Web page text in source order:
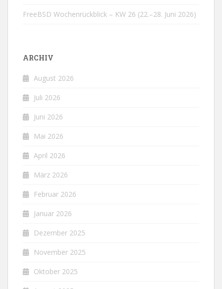
FreeBSD Wochenrückblick – KW 26 (22.–28. Juni 2026)
ARCHIV
August 2026
Juli 2026
Juni 2026
Mai 2026
April 2026
März 2026
Februar 2026
Januar 2026
Dezember 2025
November 2025
Oktober 2025